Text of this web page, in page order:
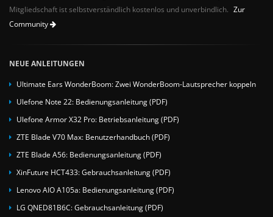
Mitgliedschaft ist selbstverständlich kostenlos und unverbindlich. Zur
Community
NEUE ANLEITUNGEN
Ultimate Ears WonderBoom: Zwei WonderBoom-Lautsprecher koppeln
Ulefone Note 22: Bedienungsanleitung (PDF)
Ulefone Armor X32 Pro: Betriebsanleitung (PDF)
ZTE Blade V70 Max: Benutzerhandbuch (PDF)
ZTE Blade A56: Bedienungsanleitung (PDF)
XinFuture HCT433: Gebrauchsanleitung (PDF)
Lenovo AIO A105a: Bedienungsanleitung (PDF)
LG QNED81B6C: Gebrauchsanleitung (PDF)